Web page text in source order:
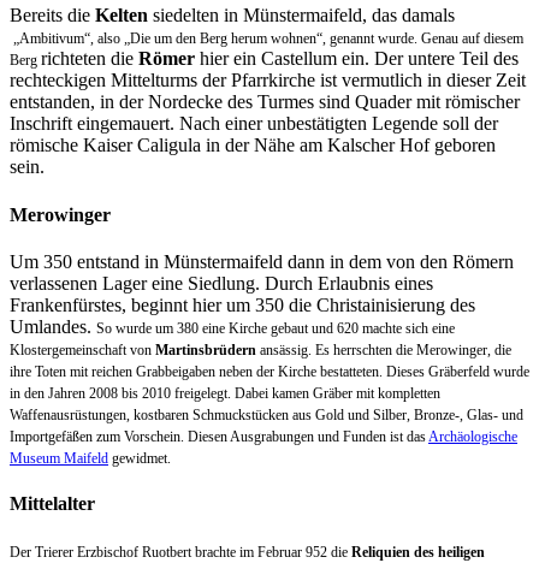
Bereits die Kelten siedelten in Münstermaifeld, das damals
„Ambitivum“, also „Die um den Berg herum wohnen“, genannt wurde. Genau auf diesem
Berg richteten die Römer hier ein Castellum ein. Der untere Teil des
rechteckigen Mittelturms der Pfarrkirche ist vermutlich in dieser Zeit
entstanden, in der Nordecke des Turmes sind Quader mit römischer
Inschrift eingemauert. Nach einer unbestätigten Legende soll der
römische Kaiser Caligula in der Nähe am Kalscher Hof geboren
sein.
Merowinger
Um 350 entstand in Münstermaifeld dann in dem von den Römern
verlassenen Lager eine Siedlung. Durch Erlaubnis eines
Frankenfürstes, beginnt hier um 350 die Christainisierung des
Umlandes. So wurde um 380 eine Kirche gebaut und 620 machte sich eine
Klostergemeinschaft von Martinsbrüdern ansässig. Es herrschten die Merowinger, die
ihre Toten mit reichen Grabbeigaben neben der Kirche bestatteten. Dieses Gräberfeld wurde
in den Jahren 2008 bis 2010 freigelegt. Dabei kamen Gräber mit kompletten
Waffenausrüstungen, kostbaren Schmuckstücken aus Gold und Silber, Bronze-, Glas- und
Importgefäßen zum Vorschein. Diesen Ausgrabungen und Funden ist das Archäologische
Museum Maifeld gewidmet.
Mittelalter
Der Trierer Erzbischof Ruotbert brachte im Februar 952 die Reliquien des heiligen